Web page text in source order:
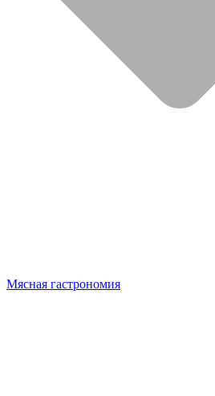
Мясная гастрономия